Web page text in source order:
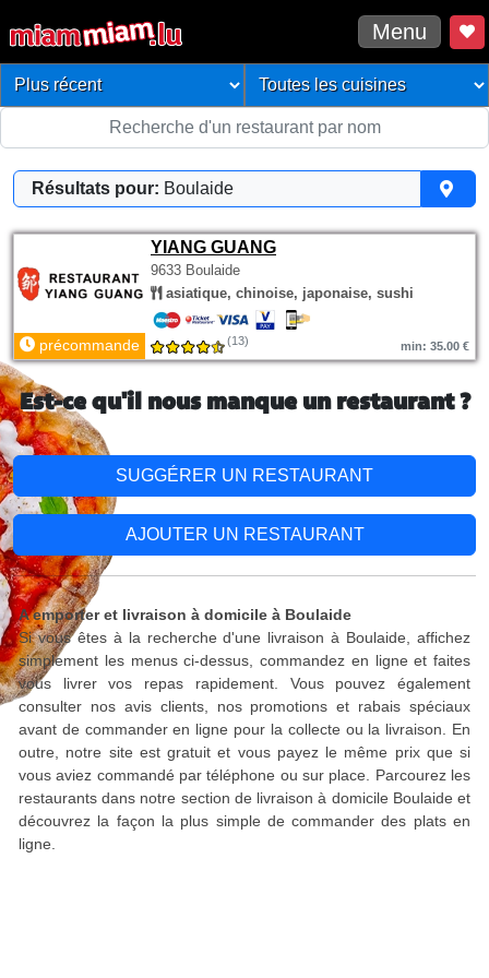
Menu
Résultats pour: Boulaide
YIANG GUANG
9633 Boulaide
asiatique, chinoise, japonaise, sushi
précommande (13) min: 35.00 €
Est-ce qu'il nous manque un restaurant ?
SUGGÉRER UN RESTAURANT
AJOUTER UN RESTAURANT
A emporter et livraison à domicile à Boulaide
Si vous êtes à la recherche d'une livraison à Boulaide, affichez
simplement les menus ci-dessus, commandez en ligne et faites
vous livrer vos repas rapidement. Vous pouvez également
consulter nos avis clients, nos promotions et rabais spéciaux
avant de commander en ligne pour la collecte ou la livraison. En
outre, notre site est gratuit et vous payez le même prix que si
vous aviez commandé par téléphone ou sur place. Parcourez les
restaurants dans notre section de livraison à domicile Boulaide et
découvrez la façon la plus simple de commander des plats en
ligne.